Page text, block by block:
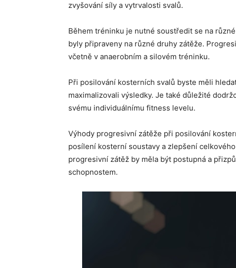
zvyšování síly a vytrvalosti svalů.
Během tréninku je nutné soustředit se na
byly připraveny na různé druhy zátěže.
včetně v anaerobním a silovém tréninku.
Při posilování kosterních svalů byste měli
maximalizovali výsledky. Je také důležité
svému individuálnímu fitness levelu.
Výhody progresivní zátěže při posilování
posílení kosterní soustavy a zlepšení
progresivní zátěž by měla být postupná a
schopnostem.